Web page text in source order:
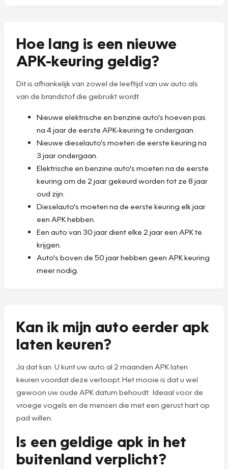
Hoe lang is een nieuwe
APK-keuring geldig?
Dit is afhankelijk van zowel de leeftijd van uw auto als
van de brandstof die gebruikt wordt.
Nieuwe elektrische en benzine auto's hoeven pas
na 4 jaar de eerste APK-keuring te ondergaan.
Nieuwe dieselauto's moeten de eerste keuring na
3 jaar ondergaan.
Elektrische en benzine auto's moeten na de eerste
keuring om de 2 jaar gekeurd worden tot ze 8 jaar
oud zijn.
Dieselauto's moeten na de eerste keuring elk jaar
een APK hebben.
Een auto van 30 jaar dient elke 2 jaar een APK te
krijgen.
Auto's boven de 50 jaar hebben geen APK keuring
meer nodig.
Kan ik mijn auto eerder apk
laten keuren?
Ja dat kan. U kunt uw auto al 2 maanden APK laten
keuren voordat deze verloopt. Het mooie is dat u wel
gewoon uw oude APK datum behoudt. Ideaal voor de
vroege vogels en de mensen die met een gerust hart op
pad willen.
Is een geldige apk in het
buitenland verplicht?